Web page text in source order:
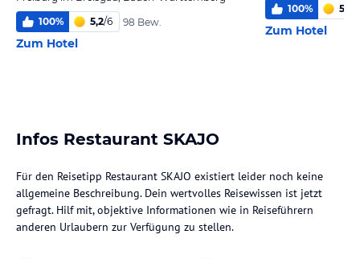
100% 5,2/6 98 Bew.
Zum Hotel
100% 5,3
Zum Hotel
Infos Restaurant SKAJO
Für den Reisetipp Restaurant SKAJO existiert leider noch keine
allgemeine Beschreibung. Dein wertvolles Reisewissen ist jetzt
gefragt. Hilf mit, objektive Informationen wie in Reiseführern
anderen Urlaubern zur Verfügung zu stellen.